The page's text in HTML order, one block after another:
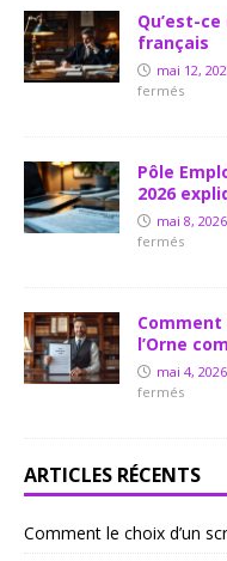
Qu’est-
français
mai 12,
fermés
Pôle
2026
mai 8, 2026
fermés
l’Orne
mai 4, 2026
fermés
ARTICLES RÉCENTS
Comment le choix d’un